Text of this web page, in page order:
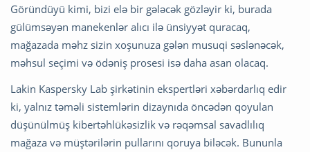
Göründüyü kimi, bizi elə bir gələcək gözləyir ki, burada
gülümsəyən manekenlər alıcı ilə ünsiyyət quracaq,
mağazada məhz sizin xoşunuza gələn musuqi səslənəcək,
məhsul seçimi və ödəniş prosesi isə daha asan olacaq.
Lakin Kaspersky Lab şirkətinin ekspertləri xəbərdarlıq edir
ki, yalnız təməli sistemlərin dizaynıda öncədən qoyulan
düşünülmüş kibertəhlükəsizlik və rəqəmsal savadlılıq
mağaza və müştərilərin pullarını qoruya biləcək. Bununla